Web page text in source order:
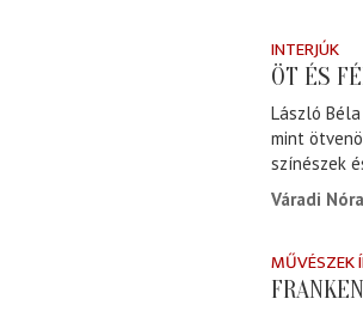
INTERJÚK
ÖT ÉS
László
mint
színészek
Váradi Nóra
MŰVÉSZEK